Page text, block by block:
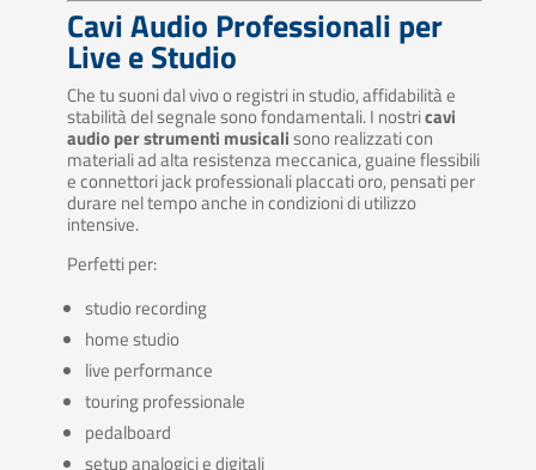
Cavi Audio Professionali per
Live e Studio
Che tu suoni dal vivo o registri in studio, affidabilità e
stabilità del segnale sono fondamentali. I nostricavi
audio per strumenti musicalisono realizzati con
materiali ad alta resistenza meccanica, guaine flessibili
e connettori jack professionali placcati oro, pensati per
durare nel tempo anche in condizioni di utilizzo
intensive.
Perfetti per:
studio recording
home studio
live performance
touring professionale
pedalboard
setup analogici e digitali